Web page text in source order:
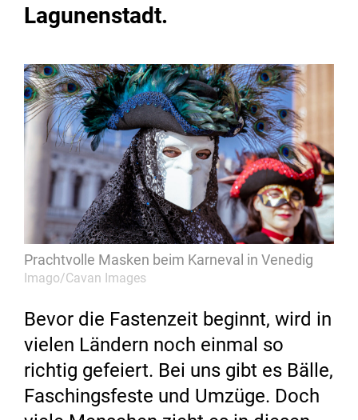
Lagunenstadt.
Prachtvolle Masken beim Karneval in Venedig
Imago/Cavan Images
Bevor die Fastenzeit beginnt, wird in
vielen Ländern noch einmal so
richtig gefeiert. Bei uns gibt es Bälle,
Faschingsfeste und Umzüge. Doch